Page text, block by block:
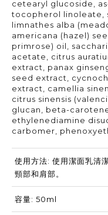
cetearyl glucoside,
tocopherol linoleate,
limnathes alba
americana (hazel)
primrose) oil,
acetate, citrus
extract, panax
seed extract,
extract, camellia
citrus sinensis
glucan, beta-
ethylenediamine
carbomer,
使用方法: 使用潔面乳清
頸部和肩部。
容量: 50ml